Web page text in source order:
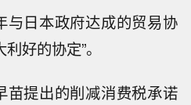
与日本政府达成的贸易协
好的协定”。
苗提出的削减消费税承诺